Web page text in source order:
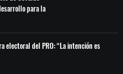
para la
electoral del PRO: “La intención es